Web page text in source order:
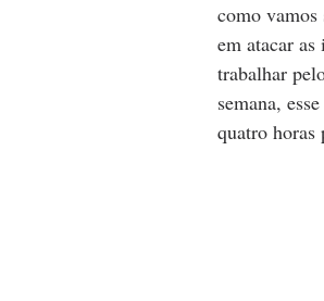
como vamos
em atacar
trabalhar
semana,
quatro horas